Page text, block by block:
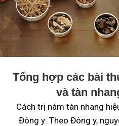
Tổng hợp các bài
và tàn
Cách trị nám tàn nhang
Đông y: Theo Đông y,